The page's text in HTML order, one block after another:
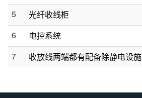
5 光纤收线柜
6 电控系统
7 收放线两端都有配备除静电设施